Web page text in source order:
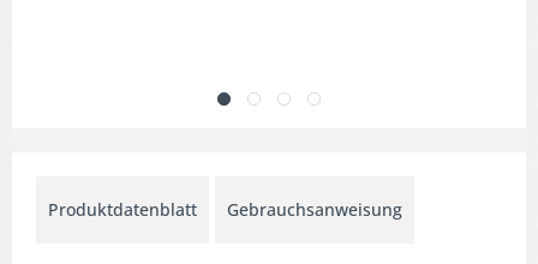
Produktdatenblatt Gebrauchsanweisung